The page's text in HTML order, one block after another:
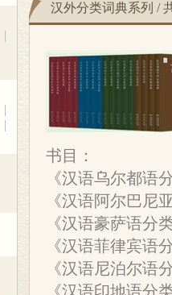
汉外分类词典系列 /
书目：
《汉语乌尔都语
《汉语阿尔巴尼
《汉语豪萨语分
《汉语菲律宾语
《汉语尼泊尔语
《汉语印地语分